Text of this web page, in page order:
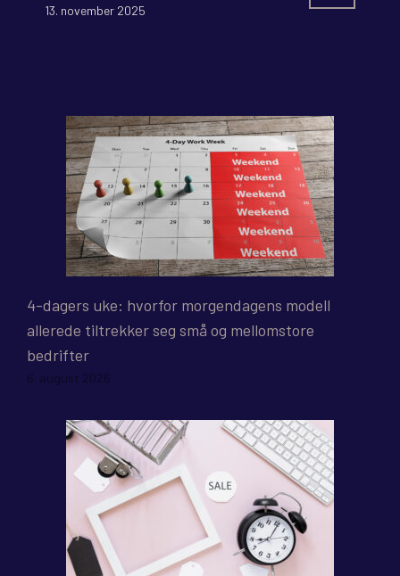
13. november 2025
4-dagers uke: hvorfor morgendagens modell
allerede tiltrekker seg små og mellomstore
bedrifter
6. august 2026